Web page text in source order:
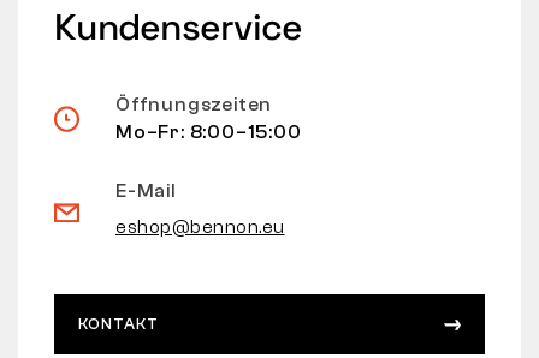
Kundenservice
Öffnungszeiten
Mo–Fr: 8:00–15:00
E-Mail
eshop@bennon.eu
KONTAKT